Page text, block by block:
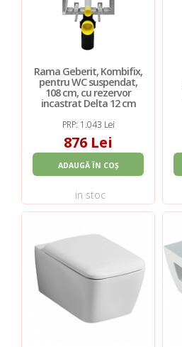
Rama Geberit, Kombifix,
pentru WC suspendat,
108 cm, cu rezervor
incastrat Delta 12 cm
PRP: 1.043 Lei
876 Lei
ADAUGĂ ÎN COȘ
in stoc